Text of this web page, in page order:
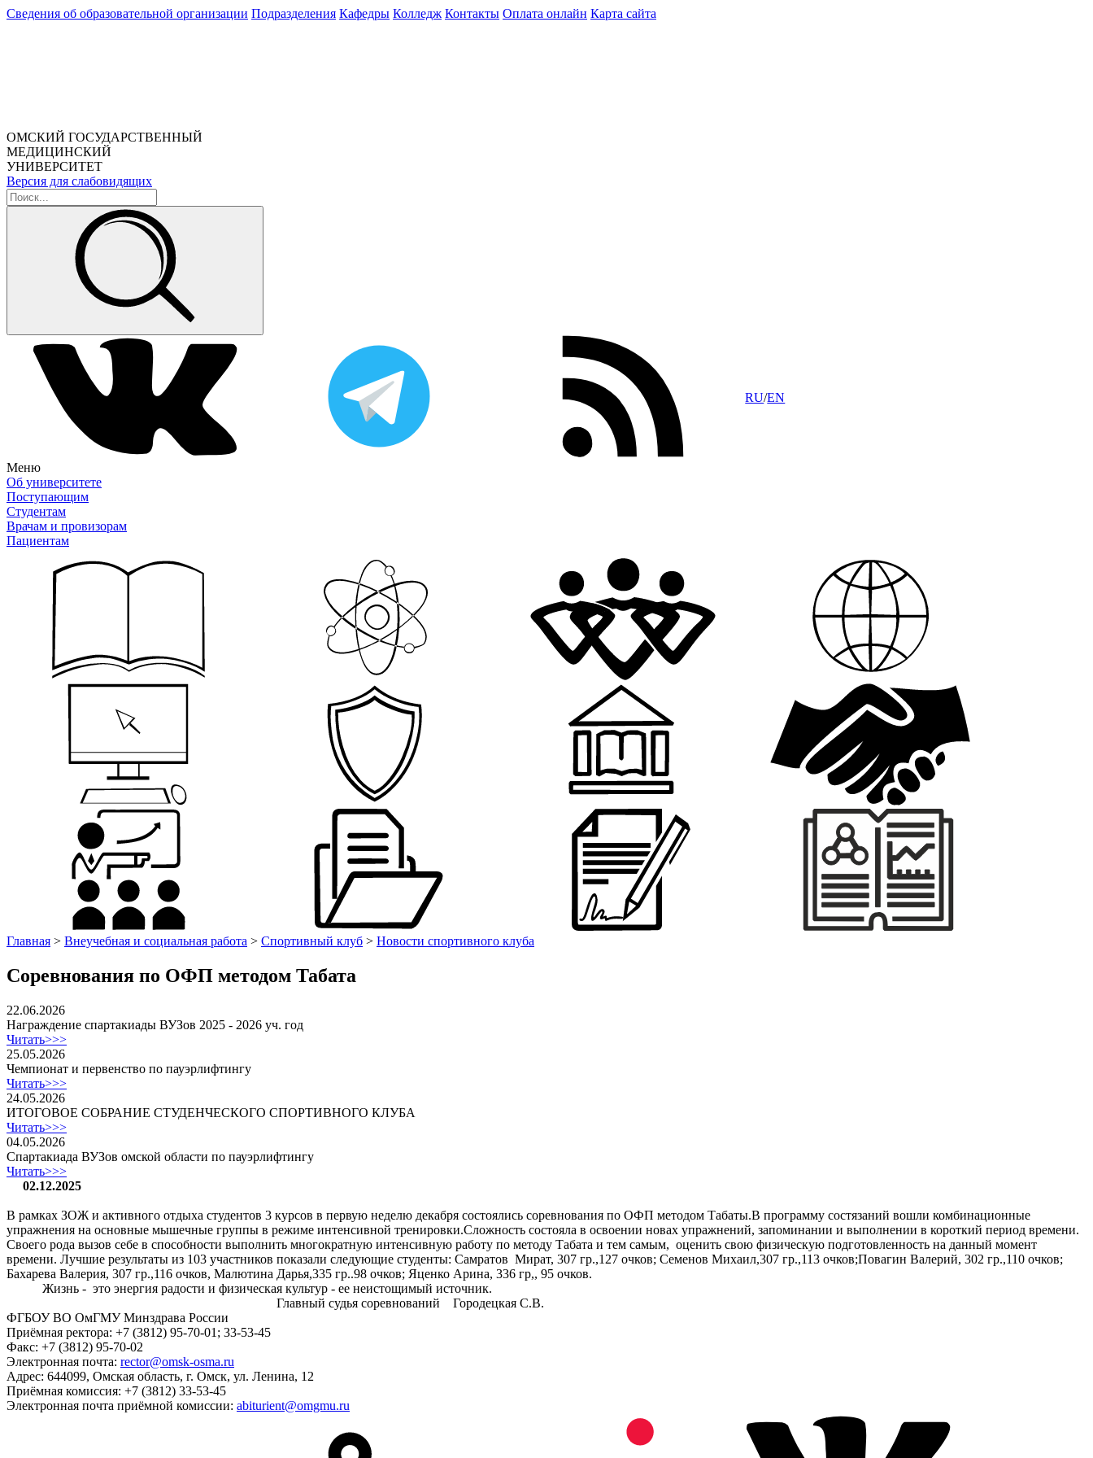
Сведения об образовательной организации Подразделения Кафедры Колледж Контакты Оплата онлайн Карта сайта
ОМСКИЙ ГОСУДАРСТВЕННЫЙ
МЕДИЦИНСКИЙ
УНИВЕРСИТЕТ
Версия для слабовидящих
RU/EN
Меню
Об университете
Поступающим
Студентам
Врачам и провизорам
Пациентам
Главная > Внеучебная и социальная работа > Спортивный клуб > Новости спортивного клуба
Соревнования по ОФП методом Табата
22.06.2026
Награждение спартакиады ВУЗов 2025 - 2026 уч. год
Читать>>>
25.05.2026
Чемпионат и первенство по пауэрлифтингу
Читать>>>
24.05.2026
ИТОГОВОЕ СОБРАНИЕ СТУДЕНЧЕСКОГО СПОРТИВНОГО КЛУБА
Читать>>>
04.05.2026
Спартакиада ВУЗов омской области по пауэрлифтингу
Читать>>>
02.12.2025
В рамках ЗОЖ и активного отдыха студентов 3 курсов в первую неделю декабря состоялись соревнования по ОФП методом Табаты.В программу состязаний вошли комбинационные
упражнения на основные мышечные группы в режиме интенсивной тренировки.Сложность состояла в освоении новах упражнений, запоминании и выполнении в короткий период времени.
Своего рода вызов себе в способности выполнить многократную интенсивную работу по методу Табата и тем самым, оценить свою физическую подготовленность на данный момент
времени. Лучшие результаты из 103 участников показали следующие студенты: Самратов Мират, 307 гр.,127 очков; Семенов Михаил,307 гр.,113 очков;Повагин Валерий, 302 гр.,110 очков;
Бахарева Валерия, 307 гр.,116 очков, Малютина Дарья,335 гр..98 очков; Яценко Арина, 336 гр,, 95 очков.
Жизнь - это энергия радости и физическая культур - ее неистощимый источник.
Главный судья соревнований Городецкая С.В.
ФГБОУ ВО ОмГМУ Минздрава России
Приёмная ректора: +7 (3812) 95-70-01; 33-53-45
Факс: +7 (3812) 95-70-02
Электронная почта: rector@omsk-osma.ru
Адрес: 644099, Омская область, г. Омск, ул. Ленина, 12
Приёмная комиссия: +7 (3812) 33-53-45
Электронная почта приёмной комиссии: abiturient@omgmu.ru